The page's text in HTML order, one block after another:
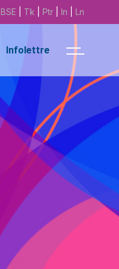
BSE Tk Ptr In Ln
Infolettre